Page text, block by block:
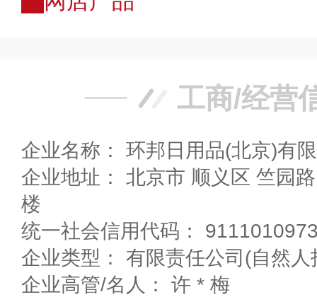
工商/经营
企业名称： 环邦日用品(北京)有
企业地址： 北京市 顺义区 竺园路12号泰达科技园52号
楼
统一社会信用代码：
企业类型： 有限责任公司(自然人
企业高管/名人： 许 * 梅